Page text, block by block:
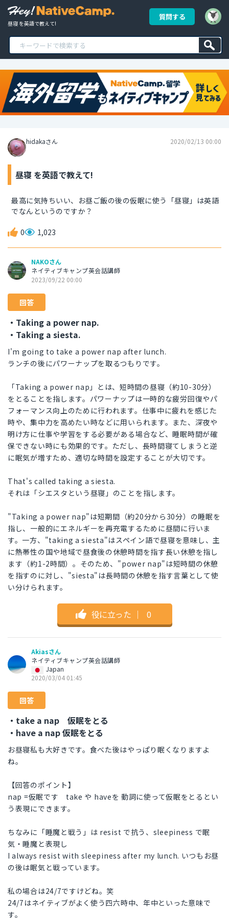
昼寝 を英語で教えて!
質問する
hidakaさん 2020/02/13 00:00
昼寝 を英語で教えて!
最高に気持ちいい、お昼ご飯の後の仮眠に使う「昼寝」は英語
でなんというのですか？
0 1,023
NAKOさん
ネイティブキャンプ英会話講師
2023/09/22 00:00
回答
・Taking a power nap.
・Taking a siesta.
I'm going to take a power nap after lunch.
ランチの後にパワーナップを取るつもりです。
「Taking a power nap」とは、短時間の昼寝（約10-30分）
をとることを指します。パワーナップは一時的な疲労回復やパ
フォーマンス向上のために行われます。仕事中に疲れを感じた
時や、集中力を高めたい時などに用いられます。また、深夜や
明け方に仕事や学習をする必要がある場合など、睡眠時間が確
保できない時にも効果的です。ただし、長時間寝てしまうと逆
に眠気が増すため、適切な時間を設定することが大切です。
That's called taking a siesta.
それは「シエスタという昼寝」のことを指します。
"Taking a power nap"は短期間（約20分から30分）の睡眠を
指し、一般的にエネルギーを再充電するために昼間に行いま
す。一方、"taking a siesta"はスペイン語で昼寝を意味し、主
に熱帯性の国や地域で昼食後の休憩時間を指す長い休憩を指し
ます（約1-2時間）。そのため、"power nap"は短時間の休憩
を指すのに対し、"siesta"は長時間の休憩を指す言葉として使
い分けられます。
役に立った ｜ 0
Akiasさん
ネイティブキャンプ英会話講師
Japan
2020/03/04 01:45
回答
・take a nap 仮眠をとる
・have a nap 仮眠をとる
お昼寝私も大好きです。食べた後はやっぱり眠くなりますよ
ね。
【回答のポイント】
nap =仮眠です take や haveを 動詞に使って仮眠をとるとい
う表現にできます。
ちなみに「睡魔と戦う」は resist で抗う、sleepiness で眠
気・睡魔と表現し
I always resist with sleepiness after my lunch. いつもお昼
の後は眠気と戦っています。
私の場合は24/7ですけどね。笑
24/7はネイティブがよく使う四六時中、年中といった意味で
す。